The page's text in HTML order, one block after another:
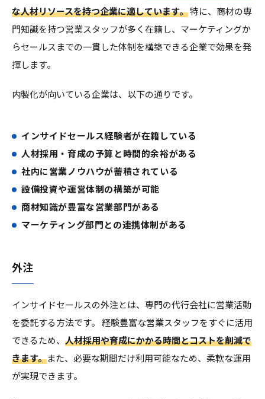
な人材リソースを持つ企業に適しています。特に、商材の専
門知識を持つ営業スタッフが多く在籍し、マーケティングか
らセールスまでの一貫した体制を構築できる企業で効果を発
揮します。
内製化が向いている企業は、以下の通りです。
インサイドセールス経験者が在籍している
人材採用・育成の予算と時間的余裕がある
社内に営業ノウハウが蓄積されている
設備投資や運営体制の構築が可能
商材知識が豊富な営業部門がある
マーケティング部門との連携体制がある
外注
インサイドセールスの外注とは、専門の代行会社に営業活動
を委託する方法です。 経験豊富な営業スタッフをすぐに活用
できるため、 人材採用や育成にかかる時間とコストを削減で
きます。また、必要な期間だけ利用可能なため、柔軟な運用
が実現できます。